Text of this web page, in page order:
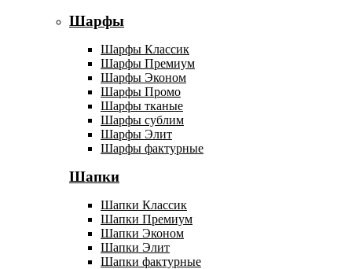
Шарфы
Шарфы Классик
Шарфы Премиум
Шарфы Эконом
Шарфы Промо
Шарфы тканые
Шарфы сублим
Шарфы Элит
Шарфы фактурные
Шапки
Шапки Классик
Шапки Премиум
Шапки Эконом
Шапки Элит
Шапки фактурные